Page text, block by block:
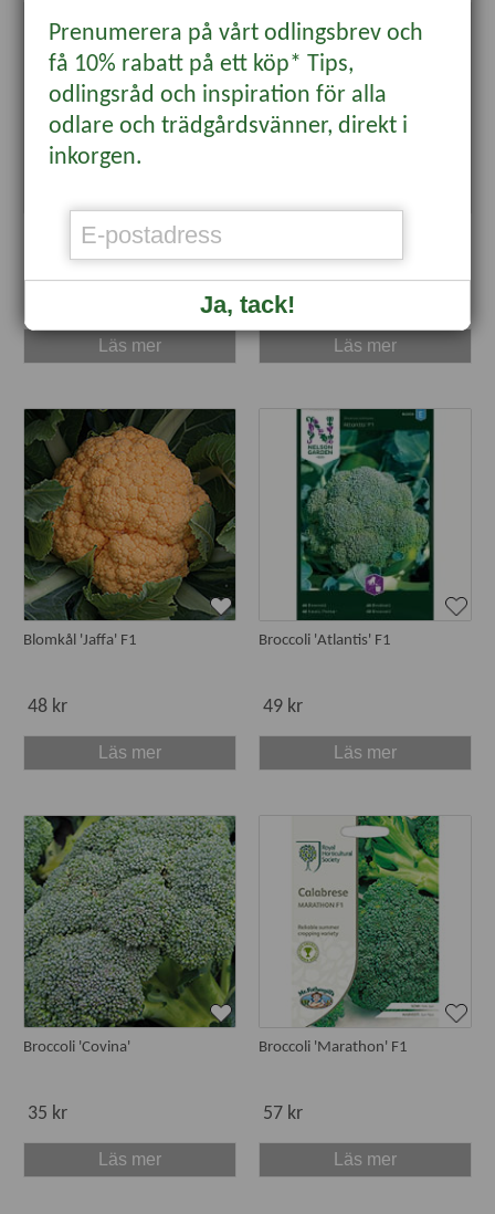
Blomkål 'Beta'
Läs mer
49 kr
Läs mer
Blomkål 'Jaffa' F1
48 kr
Läs mer
Broccoli 'Atlantis' F1
49 kr
Läs mer
Broccoli 'Covina'
35 kr
Läs mer
Broccoli 'Marathon' F1
57 kr
Läs mer
Prenumerera på vårt odlingsbrev och
få 10% rabatt på ett köp* Tips,
odlingsråd och inspiration för alla
odlare och trädgårdsvänner, direkt i
inkorgen.
Ja, tack!